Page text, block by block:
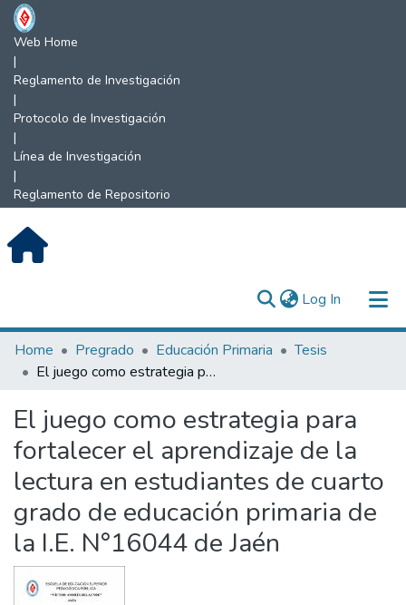
Web Home
|
Reglamento de Investigación
|
Protocolo de Investigación
|
Línea de Investigación
|
Reglamento de Repositorio
Log In (current)
Communities & Collections
All of DSpace
Statistics
Home Pregrado Educación Primaria
Tesis
El juego como estrategia para fortalecer el aprendizaje de la lectura en estudiantes de cuarto grado de educación primaria de la I.E. N°16044 de Jaén
El juego como estrategia para
fortalecer el aprendizaje de la
lectura en estudiantes de cuarto
grado de educación primaria de
la I.E. N°16044 de Jaén